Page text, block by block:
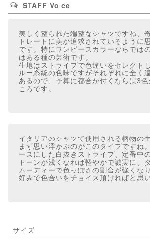
STAFF Voice
美しく整られた端整なシャツですね、
トレートに美が追求されているように
です。特にワンピースカラーならでは
はある種の芸術です。
生地はストライプで色違いをセレクト
ルー系統の色味ですがそれぞれに全く
あるので、予算に都合が付くならば3色
ころです。
イタリアのシャツで使用される柄物の
まず思い浮かぶのがこのタイプですね
ースにした白抜きストライプ、定番中
トーンが浅くなれば軽やかで誠実に、
ムーディーで色っぽさの割合が強くな
好みで色合いをチョイス頂ければと思い
サイズ